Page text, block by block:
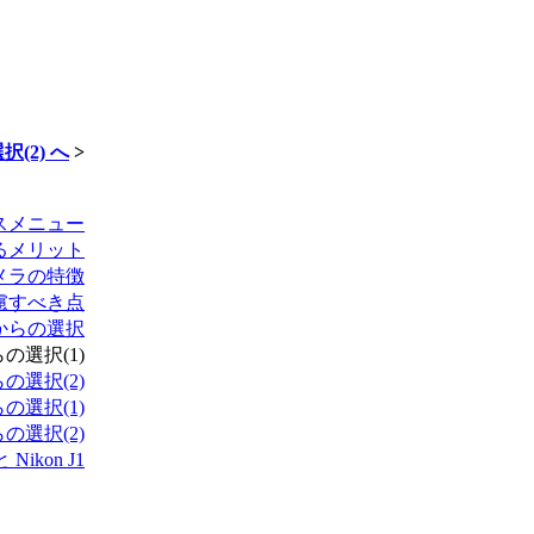
(2) へ>
メニュー
メリット
ラの特徴
すべき点
の選択
選択(1)
選択(2)
選択(1)
選択(2)
Nikon J1